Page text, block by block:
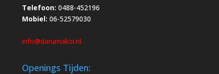
Telefoon: 0488-452196
Mobiel: 06-52579030
info@darumakoi.nl
Openings Tijden: